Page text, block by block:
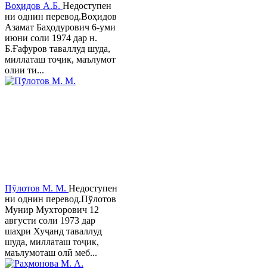
Воҳидов А.Б. Недоступен
ни однин перевод.Воҳидов
Азамат Баҳодурович 6-уми
июни соли 1974 дар н.
Б.Ғафуров таваллуд шуда,
миллаташ тоҷик, маълумот
олии ти...
Пӯлотов М. М. Недоступен
ни однин перевод.Пўлотов
Мунир Мухторович 12
августи соли 1973 дар
шаҳри Хуҷанд таваллуд
шуда, миллаташ тоҷик,
маълумоташ олӣ меб...